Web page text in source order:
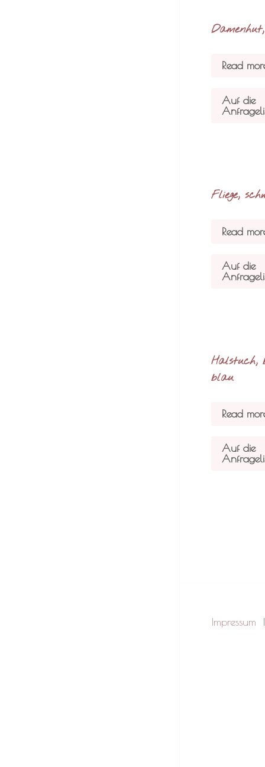
Read
Auf die
Fliege,
Read
Auf die
Halstuch,
blau
Read
Auf die
Impressum